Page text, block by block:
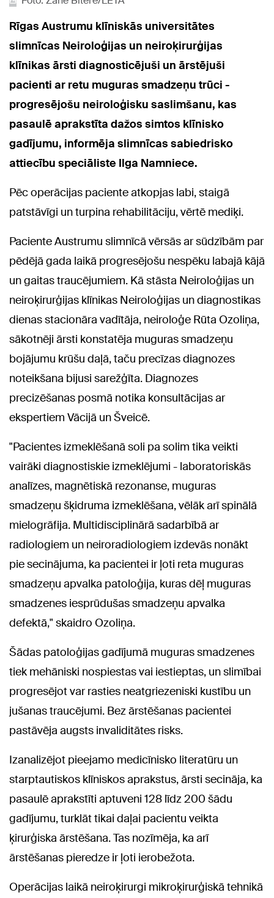
Rīgas Austrumu klīniskās universitātes
slimnīcas Neiroloģijas un neiroķirurģijas
klīnikas ārsti diagnosticējuši un ārstējuši
pacienti ar retu muguras smadzeņu trūci -
progresējošu neiroloģisku saslimšanu, kas
pasaulē aprakstīta dažos simtos klīnisko
gadījumu, informēja slimnīcas sabiedrisko
attiecību speciāliste Ilga Namniece.
Pēc operācijas paciente atkopjas labi, staigā
patstāvīgi un turpina rehabilitāciju, vērtē mediķi.
Paciente Austrumu slimnīcā vērsās ar sūdzībām par
pēdējā gada laikā progresējošu nespēku labajā kājā
un gaitas traucējumiem. Kā stāsta Neiroloģijas un
neiroķirurģijas klīnikas Neiroloģijas un diagnostikas
dienas stacionāra vadītāja, neiroloģe Rūta Ozoliņa,
sākotnēji ārsti konstatēja muguras smadzeņu
bojājumu krūšu daļā, taču precīzas diagnozes
noteikšana bijusi sarežģīta. Diagnozes
precizēšanas posmā notika konsultācijas ar
ekspertiem Vācijā un Šveicē.
"Pacientes izmeklēšanā soli pa solim tika veikti
vairāki diagnostiskie izmeklējumi - laboratoriskās
analīzes, magnētiskā rezonanse, muguras
smadzeņu šķidruma izmeklēšana, vēlāk arī spinālā
mielogrāfija. Multidisciplinārā sadarbībā ar
radiologiem un neiroradiologiem izdevās nonākt
pie secinājuma, ka pacientei ir ļoti reta muguras
smadzeņu apvalka patoloģija, kuras dēļ muguras
smadzenes iesprūdušas smadzeņu apvalka
defektā," skaidro Ozoliņa.
Šādas patoloģijas gadījumā muguras smadzenes
tiek mehāniski nospiestas vai iestieptas, un slimībai
progresējot var rasties neatgriezeniski kustību un
jušanas traucējumi. Bez ārstēšanas pacientei
pastāvēja augsts invaliditātes risks.
Izanalizējot pieejamo medicīnisko literatūru un
starptautiskos klīniskos aprakstus, ārsti secināja, ka
pasaulē aprakstīti aptuveni 128 līdz 200 šādu
gadījumu, turklāt tikai daļai pacientu veikta
ķirurģiska ārstēšana. Tas nozīmēja, ka arī
ārstēšanas pieredze ir ļoti ierobežota.
Operācijas laikā neiroķirurgi mikroķirurģiskā tehnikā